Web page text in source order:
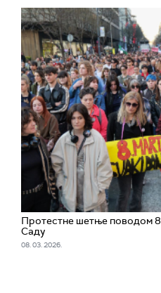
Протестне шетње поводом
Саду
08. 03. 2026.